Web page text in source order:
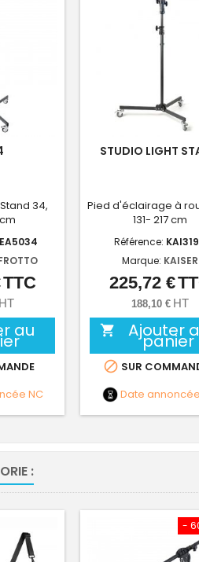
34,
TTC
HT
au
NC
STUDIO LIGHT
Pied d'éclairage à
131- 217 cm
Référence:
Marque: KAISER
Prix
225,72 €
188,10 € HT
 Ajouter
panier
 SUR
Date annoncée
:
-